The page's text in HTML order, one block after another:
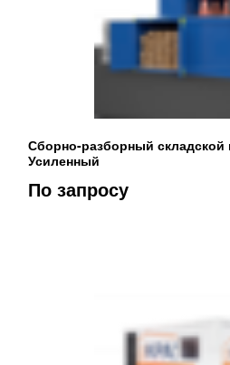
Сборно-разборный складской
Усиленный
По запросу